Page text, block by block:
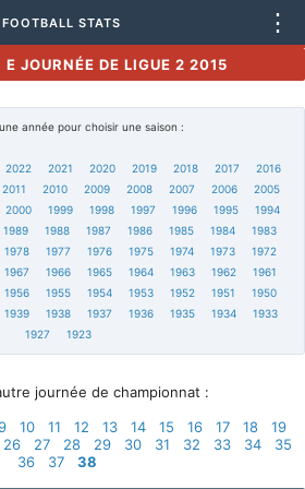
FOOTBALL STATS ⋮
JOURNÉE DE LIGUE 2 2015
année pour choisir une saison :
2022 2021 2020 2019 2018 2017
2016
2011 2010 2009 2008 2007 2006
2005
2000 1999 1998 1997 1996 1995
1994
1989 1988 1987 1986 1985 1984
1983
1978 1977 1976 1975 1974 1973
1972
1967 1966 1965 1964 1963 1962
1961
1956 1955 1954 1953 1952 1951
1950
1939 1938 1937 1936 1935 1934
1933
1927
1923
journée de championnat :
10 11 12 13 14 15 16 17 18
19
26 27 28 29 30 31 32 33 34
35
36
37 38